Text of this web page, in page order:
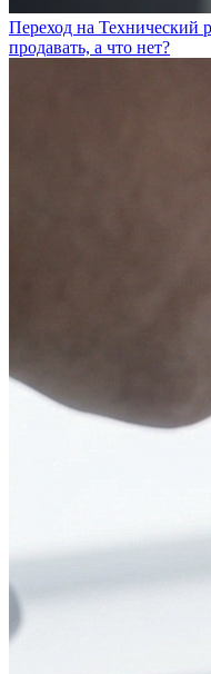
Переход на Технический
продавать, а что нет?